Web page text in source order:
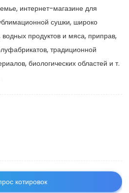
интернет-магазине для
сушки, широко
продуктов и мяса, приправ,
традиционной
биологических областей и т.
котировок